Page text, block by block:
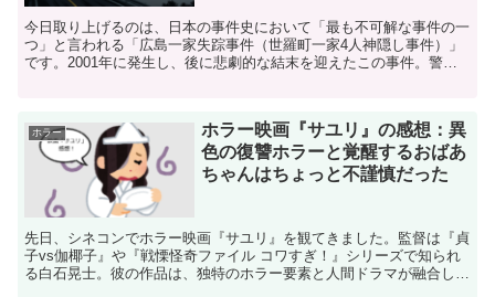
今日取り上げるのは、日本の事件史において「最も不可解な事件の一
つ」と言われる「広島一家失踪事件（世羅町一家4人神隠し事件）」
です。2001年に発生し、後に悲劇的な結末を迎えたこの事件。警察
ホラー
ホラー映画『サユリ』の感想：異
色の復讐ホラーと覚醒するおばあ
ちゃんはちょっと不謹慎だった
先日、シネコンでホラー映画『サユリ』を観てきました。監督は『貞
子vs伽椰子』や『戦慄怪奇ファイル コワすぎ！』シリーズで知られ
る白石晃士。彼の作品は、独特のホラー要素と人間ドラマが融合して